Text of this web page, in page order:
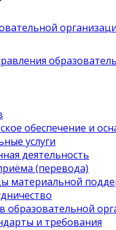
обеспечение и
услуги
деятельность
(перевода)
материальной
образовательной
и требования